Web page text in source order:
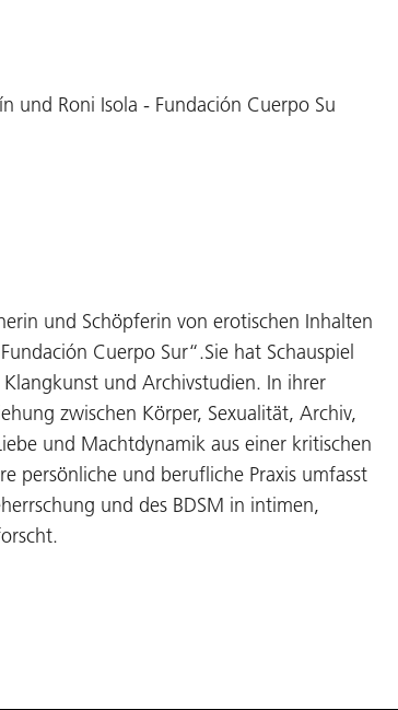
und Roni Isola - Fundación Cuerpo Su
und Schöpferin von erotischen Inhalten
Cuerpo Sur“.Sie hat Schauspiel
und Archivstudien. In ihrer
zwischen Körper, Sexualität, Archiv,
und Machtdynamik aus einer kritischen
persönliche und berufliche Praxis umfasst
und des BDSM in intimen,